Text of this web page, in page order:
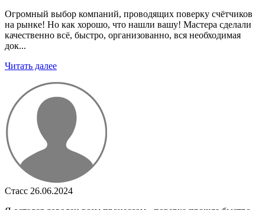
Огромный выбор компаний, проводящих поверку счётчиков
на рынке! Но как хорошо, что нашли вашу! Мастера сделали
качественно всё, быстро, организованно, вся необходимая
док...
Читать далее
Стасс 26.06.2024